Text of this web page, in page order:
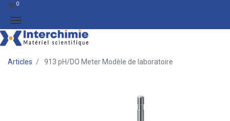
0
Articles 913 pH/DO Meter Modèle de laboratoire